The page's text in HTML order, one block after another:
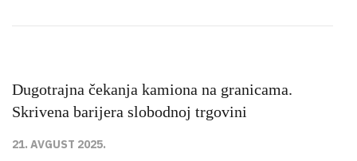
Dugotrajna čekanja kamiona na granicama.
Skrivena barijera slobodnoj trgovini
21. AVGUST 2025.